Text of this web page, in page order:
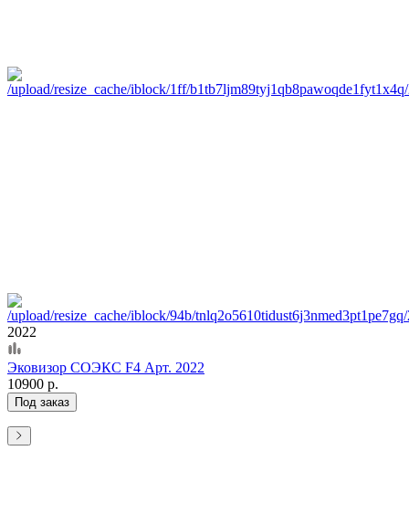
2022
Эковизор СОЭКС F4 Арт. 2022
10900 р.
Под заказ